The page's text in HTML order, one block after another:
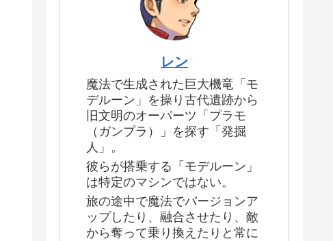
レン
魔法で生成された巨大機竜「モ
デルーン」を操り古代遺跡から
旧文明のオーパーツ「プラモ
（ガンプラ）」を探す「発掘
人」。
彼らが搭乗する「モデルーン」
は特定のマシンではない。
旅の途中で魔法でバージョンア
ップしたり、融合させたり、敵
から奪って乗り換えたりと常に